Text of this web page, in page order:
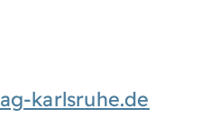
karlsruhe.de